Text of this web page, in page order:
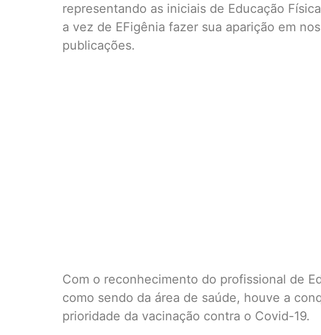
representando as iniciais de Educação
a vez de EFigênia fazer sua aparição em
publicações.
Com o reconhecimento do profissional de
como sendo da área de saúde, houve a
prioridade da vacinação contra o Covid-19.